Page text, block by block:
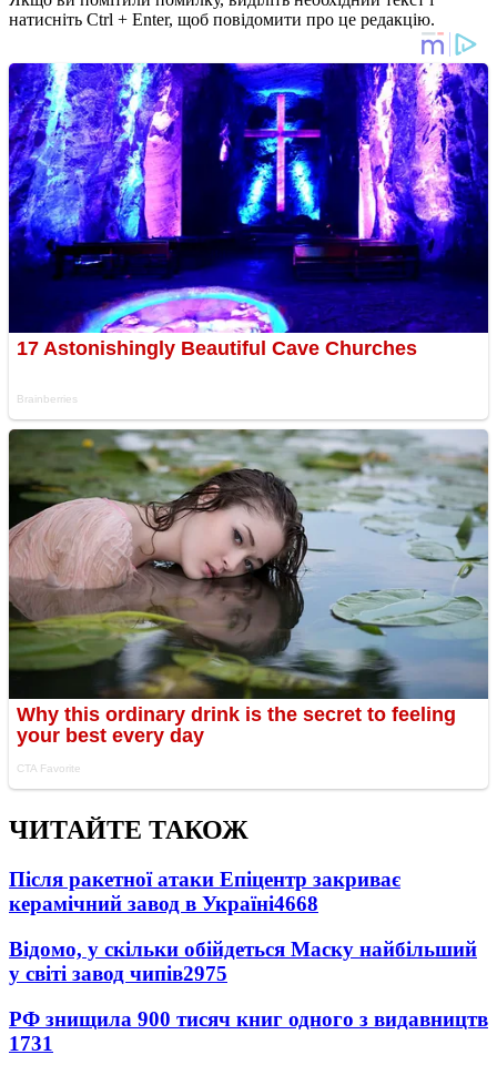
натисніть Ctrl + Enter, щоб повідомити про це редакцію.
ЧИТАЙТЕ ТАКОЖ
Після ракетної атаки Епіцентр закриває
керамічний завод в Україні4668
Відомо, у скільки обійдеться Маску найбільший
у світі завод чипів2975
РФ знищила 900 тисяч книг одного з видавництв
1731